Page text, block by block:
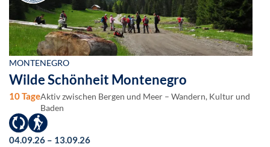
MONTENEGRO
Wilde Schönheit Montenegro
10 TageAktiv zwischen Bergen und Meer – Wandern, Kultur und
Baden
04.09.26 – 13.09.26